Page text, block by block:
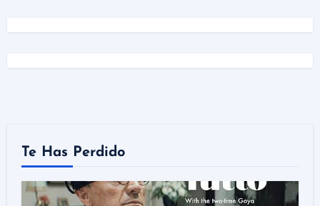
Te Has Perdido